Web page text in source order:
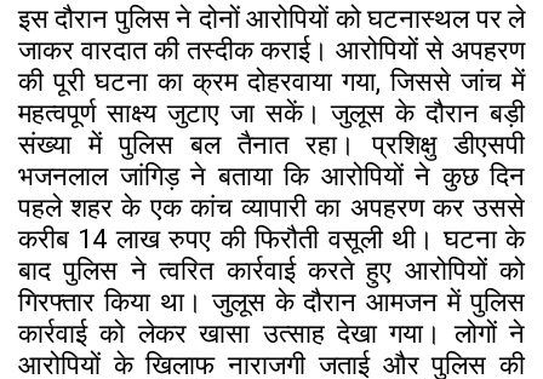
इस दौरान पुलिस ने दोनों आरोपियों को घटनास्थल पर ले
जाकर वारदात की तस्दीक कराई। आरोपियों से अपहरण
की पूरी घटना का क्रम दोहरवाया गया, जिससे जांच में
महत्वपूर्ण साक्ष्य जुटाए जा सकें। जुलूस के दौरान बड़ी
संख्या में पुलिस बल तैनात रहा। प्रशिक्षु डीएसपी
भजनलाल जांगिड़ ने बताया कि आरोपियों ने कुछ दिन
पहले शहर के एक कांच व्यापारी का अपहरण कर उससे
करीब 14 लाख रुपए की फिरौती वसूली थी। घटना के
बाद पुलिस ने त्वरित कार्रवाई करते हुए आरोपियों को
गिरफ्तार किया था। जुलूस के दौरान आमजन में पुलिस
कार्रवाई को लेकर खासा उत्साह देखा गया। लोगों ने
आरोपियों के खिलाफ नाराजगी जताई और पुलिस की